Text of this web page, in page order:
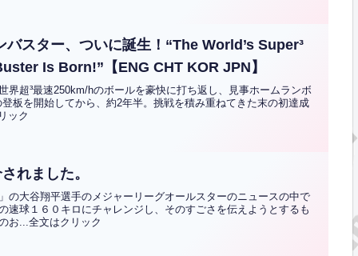
スター、ついに誕生！“The World’s Super³
Is Born!”【ENG CHT KOR JPN】
界超³最速250km/hのボールを豪快に打ち返し、見事ホームランボ
板を開始してから、約2年半。挑戦を積み重ねてきた末の初達成
ック
れました。
大谷翔平選手のメジャーリーグオールスターのニュースの中で
速球１６０キロにチャレンジし、そのすごさを伝えようとするも
お...全文はクリック